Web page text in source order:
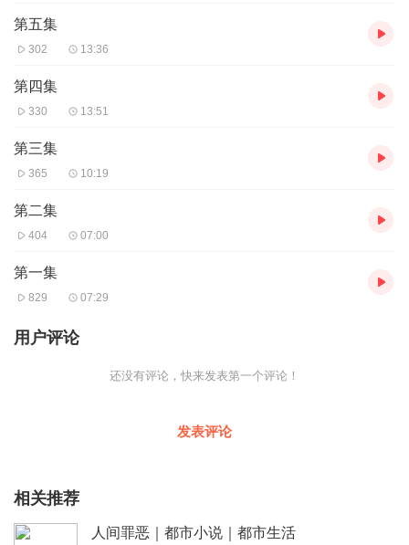
第五集
302 13:36
第四集
330 13:51
第三集
365 10:19
第二集
404 07:00
第一集
829 07:29
用户评论
还没有评论，快来发表第一个评论！
发表评论
相关推荐
人间罪恶｜都市小说｜都市生活